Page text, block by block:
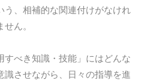
う、相補的な関連付けがなけれ
ん。
すべき知識・技能」にはどんな
識させながら、日々の指導を進